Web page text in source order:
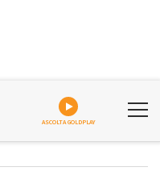
ASCOLTA GOLDPLAY